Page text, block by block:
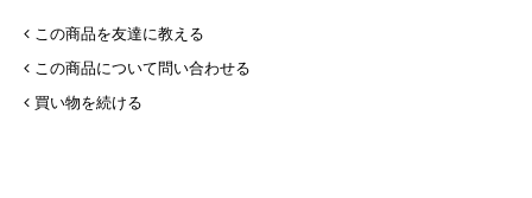
この商品を友達に教える
この商品について問い合わせる
買い物を続ける